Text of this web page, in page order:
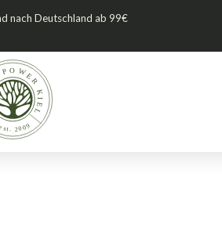
nach Deutschland ab 99€